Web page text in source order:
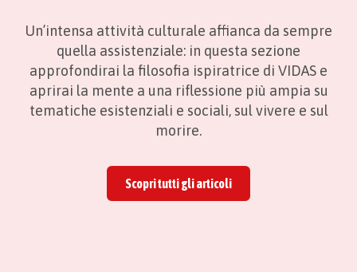
Un’intensa attività culturale affianca da sempre
quella assistenziale: in questa sezione
approfondirai la filosofia ispiratrice di VIDAS e
aprirai la mente a una riflessione più ampia su
tematiche esistenziali e sociali, sul vivere e sul
morire.
Scopri tutti gli articoli